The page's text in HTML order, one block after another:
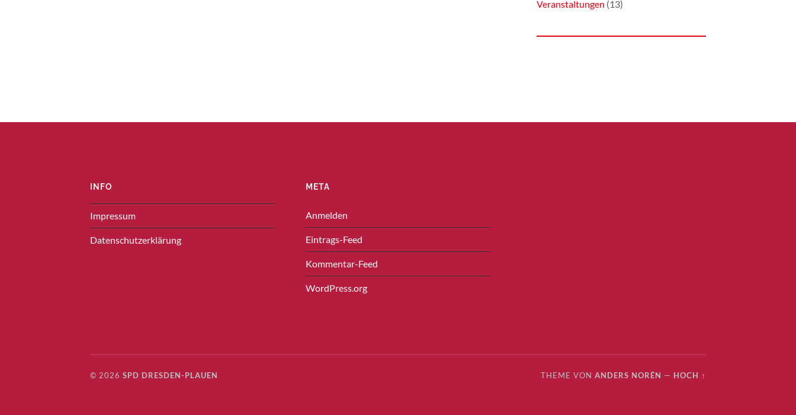
Veranstaltungen (13)
INFO
Impressum
Datenschutzerklärung
META
Anmelden
Eintrags-Feed
Kommentar-Feed
WordPress.org
© 2026 SPD DRESDEN-PLAUEN THEME VON ANDERS NORÉN — HOCH ↑